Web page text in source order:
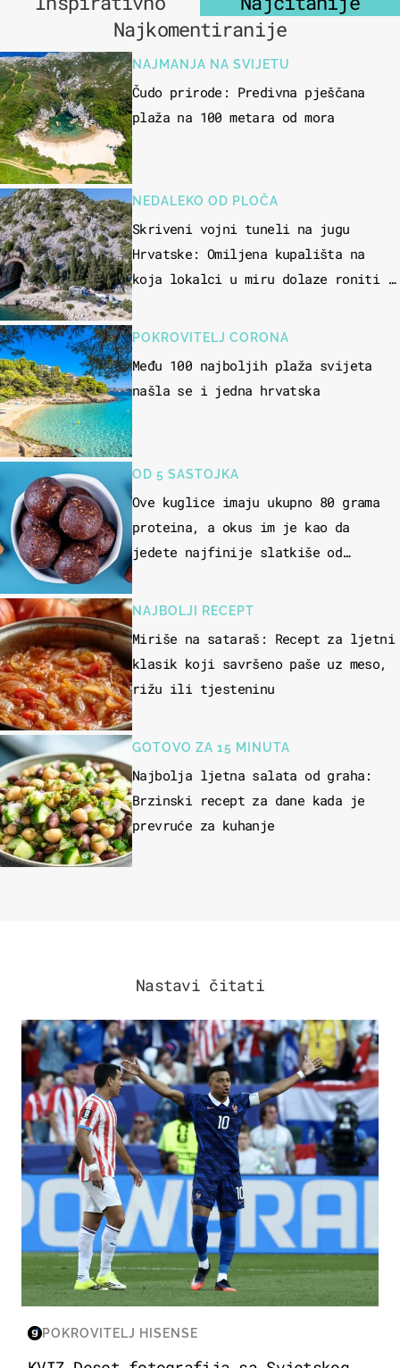
Najkomentiranije
NAJMANJA NA SVIJETU
Čudo prirode: Predivna pješčana
plaža na 100 metara od mora
NEDALEKO OD PLOČA
Skriveni vojni tuneli na jugu
Hrvatske: Omiljena kupališta na
koja lokalci u miru dolaze roniti i
POKROVITELJ CORONA
Među 100 najboljih plaža svijeta
našla se i jedna hrvatska
OD 5 SASTOJKA
Ove kuglice imaju ukupno 80 grama
proteina, a okus im je kao da
jedete najfinije slatkiše od
NAJBOLJI RECEPT
Miriše na sataraš: Recept za ljetni
klasik koji savršeno paše uz meso,
rižu ili tjesteninu
GOTOVO ZA 15 MINUTA
Najbolja ljetna salata od graha:
Brzinski recept za dane kada je
prevruće za kuhanje
Nastavi čitati
SVJETSKO PRVENSTVO 2026
POKROVITELJ HISENSE